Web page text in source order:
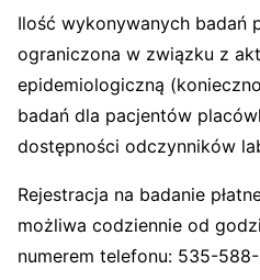
Ilość wykonywanych badań
ograniczona w związku z
epidemiologiczną
badań dla pacjentów
dostępności odczynników
Rejestracja na badanie
możliwa codziennie od
numerem telefonu: 535-588-